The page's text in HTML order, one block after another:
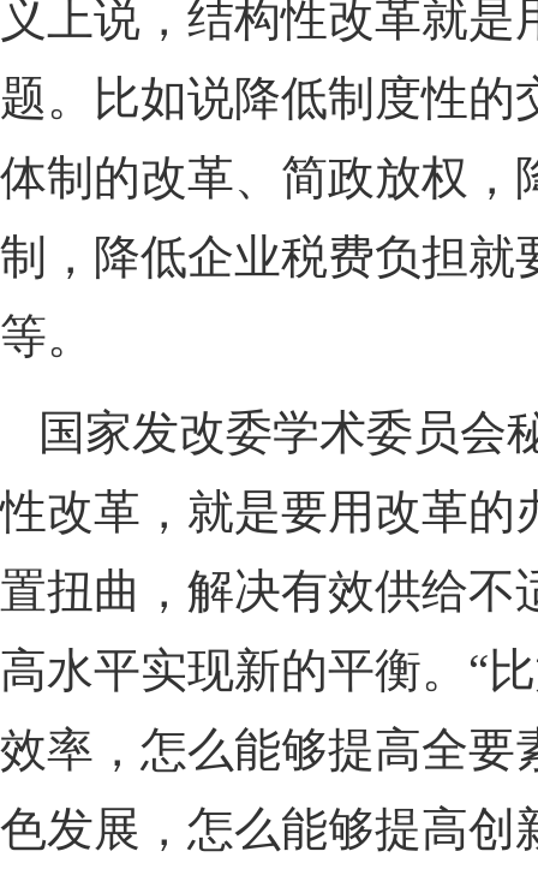
义上说，结构性改革就
题。比如说降低制度性
体制的改革、简政放权，
制，降低企业税费负担就
等。
国家发改委学术委员会
性改革，就是要用改革的
置扭曲，解决有效供给不
高水平实现新的平衡。“
效率，怎么能够提高全要
色发展，怎么能够提高创